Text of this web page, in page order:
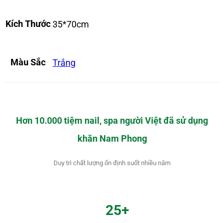
Kích Thước35*70cm
Màu Sắc Trắng
Hơn 10.000 tiệm nail, spa người Việt đã sử dụng
khăn Nam Phong
Duy trì chất lượng ổn định suốt nhiều năm
25+